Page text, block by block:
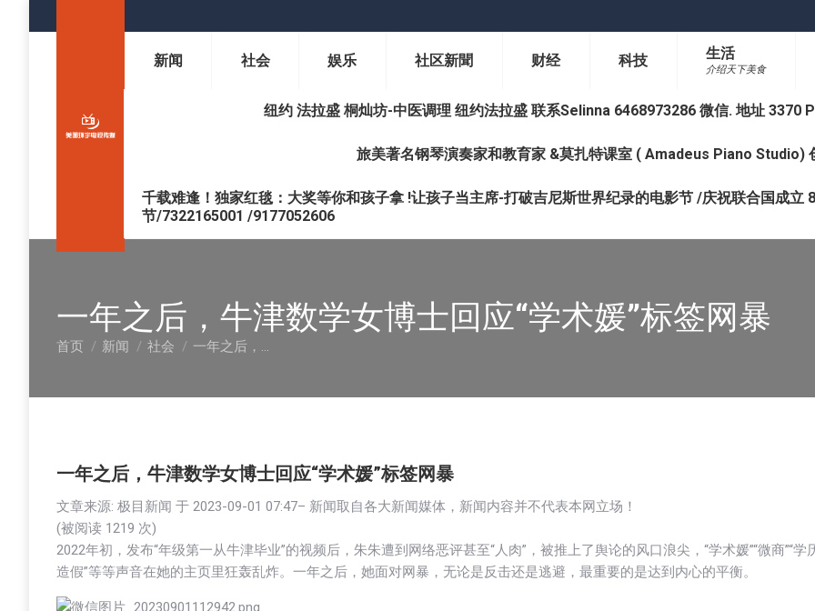
新闻 社会 娱乐 社区新聞 财经 科技 生活
介绍天下美食
纽约 法拉盛 桐灿坊-中医调理 纽约法拉盛 联系Selinna 6468973286 微信. 地址
旅美著名钢琴演奏家和教育家 &莫扎特课室 ( Amadeus Piano Studio)
千载难逢！独家红毯：大奖等你和孩子拿 !让孩子当主席-打破吉尼斯世界纪录的电影节 /庆祝联合国成立
节/7322165001 /9177052606
一年之后，牛津数学女博士回应“学术媛”标签网暴
您在这里：
首页 新闻 社会 一年之后，…
一年之后，牛津数学女博士回应“学术媛”标签网暴
文章来源: 极目新闻 于 2023-09-01 07:47– 新闻取自各大新闻媒体，新闻内容并不代表本网立场！
(被阅读 1219 次)
2022年初，发布“年级第一从牛津毕业”的视频后，朱朱遭到网络恶评甚至“人肉”，被推上了舆论的风口浪尖，“学术媛”“微商”“学
造假”等等声音在她的主页里狂轰乱炸。一年之后，她面对网暴，无论是反击还是逃避，最重要的是达到内心的平衡。